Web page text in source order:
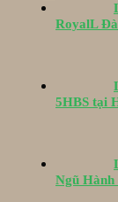
RoyalL
5HBS tại
Ngũ Hành